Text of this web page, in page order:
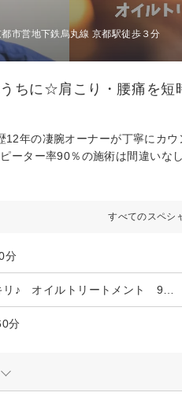
市営地下鉄烏丸線 京都駅徒歩３分
ちに☆肩こり・腰痛を短
年の凄腕オーナーが丁寧にカ
ーター率90％の施術は間違いな
すべてのスペシ
分
分